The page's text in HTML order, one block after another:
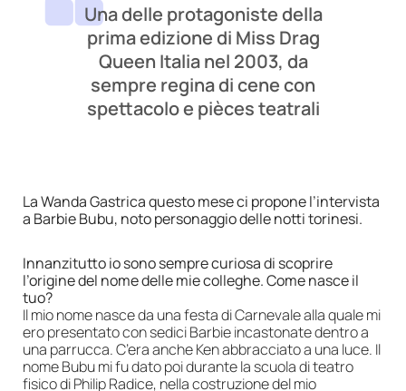
Una delle protagoniste della
prima edizione di Miss Drag
Queen Italia nel 2003, da
sempre regina di cene con
spettacolo e pièces teatrali
La Wanda Gastrica questo mese ci propone l’intervista
a Barbie Bubu, noto personaggio delle notti torinesi.
Innanzitutto io sono sempre curiosa di scoprire
l’origine del nome delle mie colleghe. Come nasce il
tuo?
Il mio nome nasce da una festa di Carnevale alla quale mi
ero presentato con sedici Barbie incastonate dentro a
una parrucca. C’era anche Ken abbracciato a una luce. Il
nome Bubu mi fu dato poi durante la scuola di teatro
fisico di Philip Radice, nella costruzione del mio